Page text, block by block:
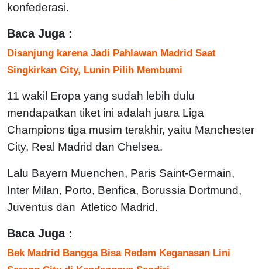
konfederasi.
Baca Juga :
Disanjung karena Jadi Pahlawan Madrid Saat
Singkirkan City, Lunin Pilih Membumi
11 wakil Eropa yang sudah lebih dulu
mendapatkan tiket ini adalah juara Liga
Champions tiga musim terakhir, yaitu Manchester
City, Real Madrid dan Chelsea.
Lalu Bayern Muenchen, Paris Saint-Germain,
Inter Milan, Porto, Benfica, Borussia Dortmund,
Juventus dan Atletico Madrid.
Baca Juga :
Bek Madrid Bangga Bisa Redam Keganasan Lini